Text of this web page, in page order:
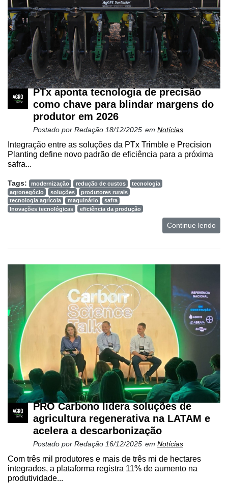
PTx aponta tecnologia de precisão
como chave para blindar margens do
produtor em 2026
Postado por Redação 18/12/2025 em Notícias
Integração entre as soluções da PTx Trimble e Precision
Planting define novo padrão de eficiência para a próxima
safra...
Tags: modernização redução de custos
tecnologia
agronegócio
soluções
produtores rurais
tecnologia agrícola
maquinário
safra
Inovações tecnológicas
eficiência da produção
Continue lendo
PRO Carbono lidera soluções de
agricultura regenerativa na LATAM e
acelera a descarbonização
Postado por Redação 16/12/2025 em Notícias
Com três mil produtores e mais de três mi de hectares
integrados, a plataforma registra 11% de aumento na
produtividade...